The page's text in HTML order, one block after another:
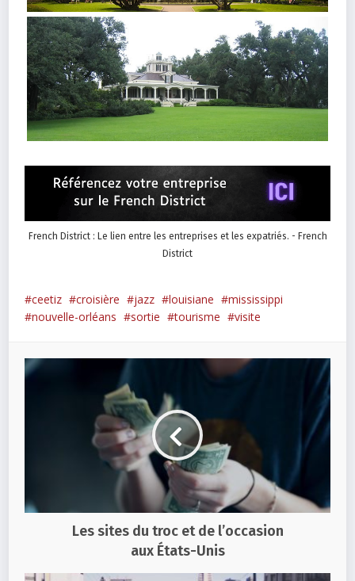
French District : Le lien entre les entreprises et les expatriés. - French
District
ceetiz croisière jazz louisiane
mississippi
nouvelle-orléans
sortie tourisme visite
Les sites du troc et de l’occasion
aux États-Unis